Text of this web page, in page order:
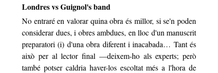
Londres vs Guignol's band
No entraré en valorar quina obra és millor, si se'n poden
considerar dues, i obres ambdues, en lloc d'un manuscrit
preparatori (i) d'una obra diferent i inacabada… Tant és
això per al lector final —deixem-ho als experts; però
també potser caldria haver-los escoltat més a l'hora de